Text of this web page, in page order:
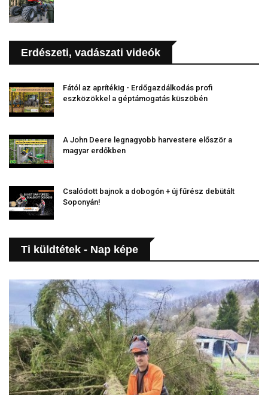
Erdészeti, vadászati videók
Fától az aprítékig - Erdőgazdálkodás profi
eszközökkel a géptámogatás küszöbén
A John Deere legnagyobb harvestere először a
magyar erdőkben
Csalódott bajnok a dobogón + új fűrész debütált
Soponyán!
Ti küldtétek - Nap képe